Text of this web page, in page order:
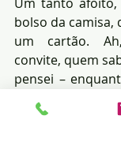
bolso da camisa,
um cartão.
convite, quem
pensei –
normal.
Paguei a conta,